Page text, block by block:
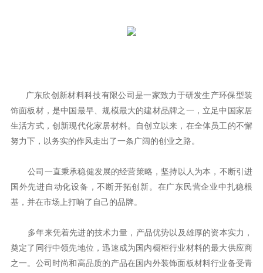
广东欣创新材料科技有限公司是一家致力于研发生产环保型装
饰面板材，是中国最早、规模最大的建材品牌之一，立足中国家居
生活方式，创新现代化家居材料。自创立以来，在全体员工的不懈
努力下，以务实的作风走出了一条广阔的创业之路。
公司一直秉承稳健发展的经营策略，坚持以人为本，不断引进
国外先进自动化设备，不断开拓创新。在广东民营企业中扎稳根
基，并在市场上打响了自己的品牌。
多年来凭着先进的技术力量，产品优势以及雄厚的资本实力，
奠定了同行中领先地位，迅速成为国内橱柜行业材料的最大供应商
之一。公司时尚和高品质的产品在国内外装饰面板材料行业备受青